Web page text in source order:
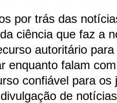
por trás das
ciência que faz a
autoritário
enquanto falam
confiável para os
de